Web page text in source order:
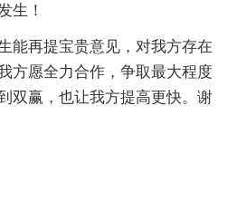
生！
能再提宝贵意见，对我方存在
方愿全力合作，争取最大程度
双赢，也让我方提高更快。谢